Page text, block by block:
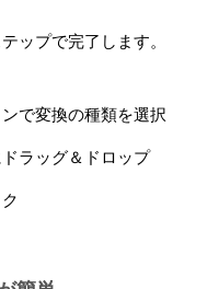
ップで完了します。
で変換の種類を選択
ラッグ＆ドロップ